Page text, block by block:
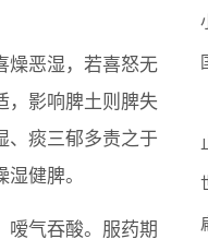
燥恶湿，若喜怒无
，影响脾土则脾失
、痰三郁多责之于
健脾。
嗳气吞酸。服药期